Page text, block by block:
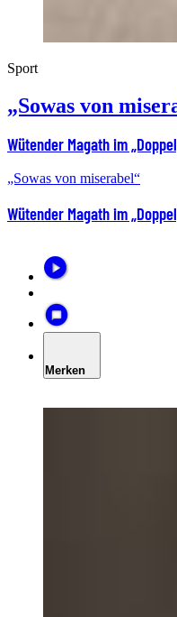
Sport
„Sowas von
Wütender Magath im
„Sowas von miserabel“
Wütender Magath im
Merken